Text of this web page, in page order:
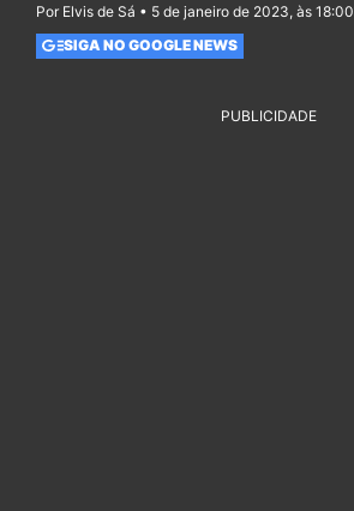
Por Elvis de Sá • 5 de janeiro de 2023, às 18:00
SIGA NO GOOGLE NEWS
PUBLICIDADE